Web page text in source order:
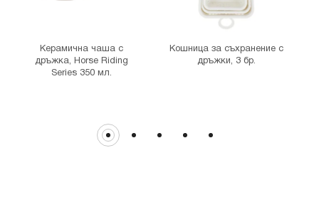
Керамична чаша с
дръжка, Horse Riding
Series 350 мл.
Кошница за съхранение с
дръжки, 3 бр.